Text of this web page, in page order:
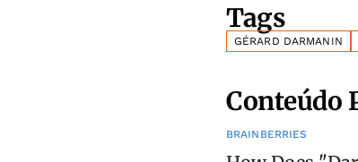
Tags
GÉRARD DARMANIN